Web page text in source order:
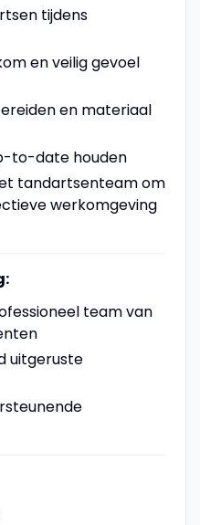
tijdens
en veilig gevoel
en materiaal
to-date houden
tandartsenteam om
werkomgeving
team van
uitgeruste